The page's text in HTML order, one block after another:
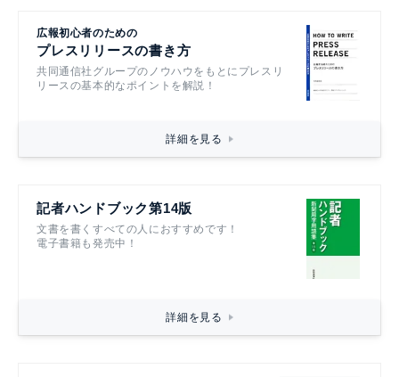
広報初心者のための
プレスリリースの書き方
共同通信社グループのノウハウをもとにプレスリ
リースの基本的なポイントを解説！
詳細を見る
記者ハンドブック第14版
文書を書くすべての人におすすめです！
電子書籍も発売中！
詳細を見る